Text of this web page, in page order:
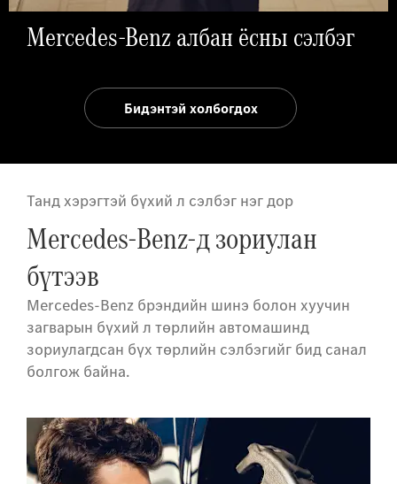
Mercedes-Benz албан ёсны сэлбэг
Бидэнтэй холбогдох
Танд хэрэгтэй бүхий л сэлбэг нэг дор
Mercedes-Benz-д зориулан
бүтээв
Mercedes-Benz брэндийн шинэ болон хуучин
загварын бүхий л төрлийн автомашинд
зориулагдсан бүх төрлийн сэлбэгийг бид санал
болгож байна.